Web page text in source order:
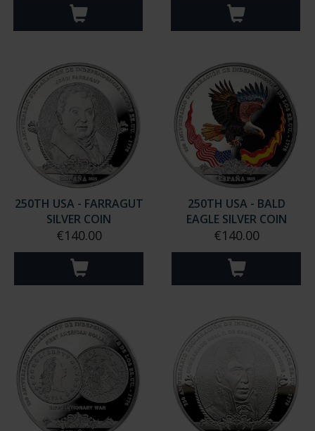
250TH USA - FARRAGUT
SILVER COIN
€140.00
250TH USA - BALD
EAGLE SILVER COIN
€140.00